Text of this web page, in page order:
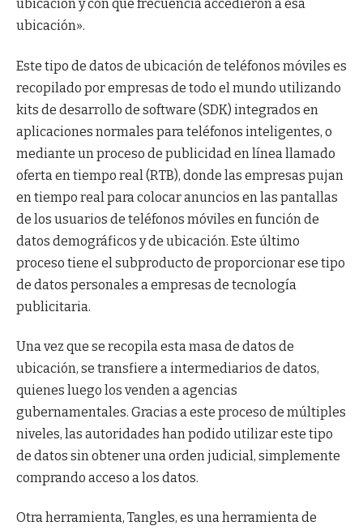
ubicación y con qué frecuencia accedieron a esa
ubicación».
Este tipo de datos de ubicación de teléfonos móviles es
recopilado por empresas de todo el mundo utilizando
kits de desarrollo de software (SDK) integrados en
aplicaciones normales para teléfonos inteligentes, o
mediante un proceso de publicidad en línea llamado
oferta en tiempo real (RTB), donde las empresas pujan
en tiempo real para colocar anuncios en las pantallas
de los usuarios de teléfonos móviles en función de
datos demográficos y de ubicación. Este último
proceso tiene el subproducto de proporcionar ese tipo
de datos personales a empresas de tecnología
publicitaria.
Una vez que se recopila esta masa de datos de
ubicación, se transfiere a intermediarios de datos,
quienes luego los venden a agencias
gubernamentales. Gracias a este proceso de múltiples
niveles, las autoridades han podido utilizar este tipo
de datos sin obtener una orden judicial, simplemente
comprando acceso a los datos.
Otra herramienta, Tangles, es una herramienta de